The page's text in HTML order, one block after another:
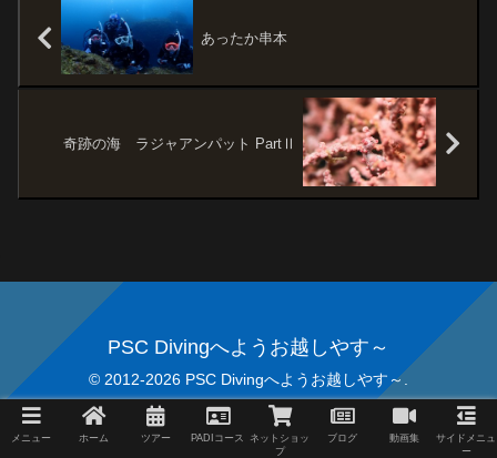
あったか串本
奇跡の海 ラジャアンパット PartⅡ
PSC Divingへようお越しやす～
© 2012-2026 PSC Divingへようお越しやす～.
メニュー ホーム ツアー PADIコース
ネットショッ
プ
ブログ 動画集
サイドメニュ
ー